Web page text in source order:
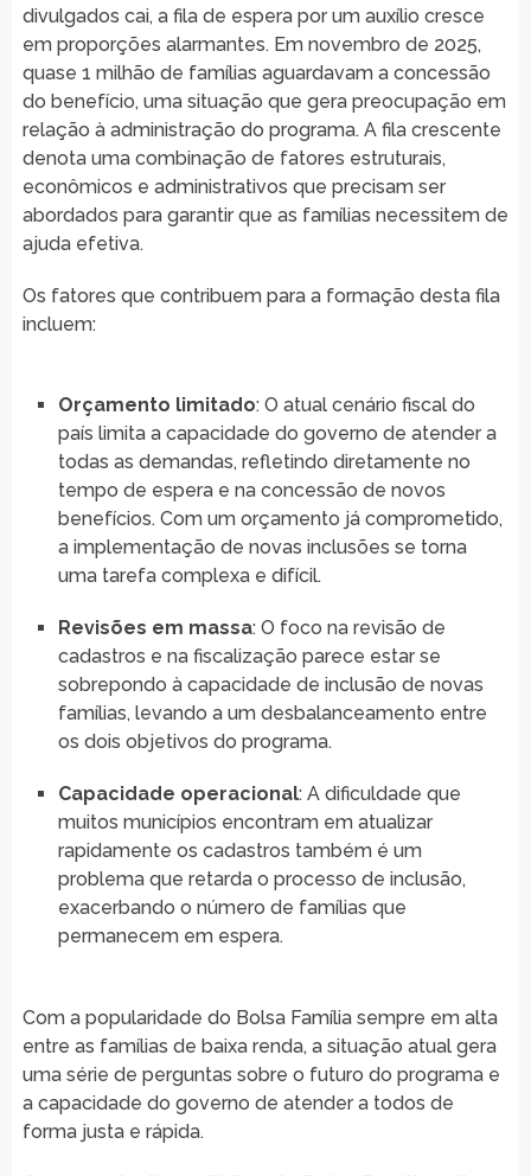
divulgados cai, a fila de espera por um auxílio cresce
em proporções alarmantes. Em novembro de 2025,
quase 1 milhão de famílias aguardavam a concessão
do benefício, uma situação que gera preocupação em
relação à administração do programa. A fila crescente
denota uma combinação de fatores estruturais,
econômicos e administrativos que precisam ser
abordados para garantir que as famílias necessitem de
ajuda efetiva.
Os fatores que contribuem para a formação desta fila
incluem:
Orçamento limitado: O atual cenário fiscal do
país limita a capacidade do governo de atender a
todas as demandas, refletindo diretamente no
tempo de espera e na concessão de novos
benefícios. Com um orçamento já comprometido,
a implementação de novas inclusões se torna
uma tarefa complexa e difícil.
Revisões em massa: O foco na revisão de
cadastros e na fiscalização parece estar se
sobrepondo à capacidade de inclusão de novas
famílias, levando a um desbalanceamento entre
os dois objetivos do programa.
Capacidade operacional: A dificuldade que
muitos municípios encontram em atualizar
rapidamente os cadastros também é um
problema que retarda o processo de inclusão,
exacerbando o número de famílias que
permanecem em espera.
Com a popularidade do Bolsa Família sempre em alta
entre as famílias de baixa renda, a situação atual gera
uma série de perguntas sobre o futuro do programa e
a capacidade do governo de atender a todos de
forma justa e rápida.